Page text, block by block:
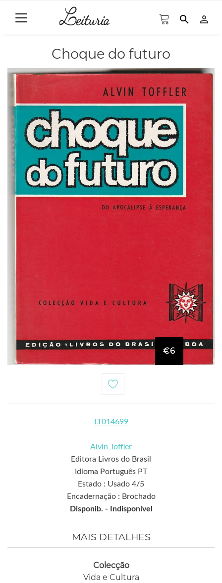
search person_outline
Choque do futuro
€6
LT014699
Alvin Toffler
Editora Livros do Brasil
Idioma Português PT
Estado : Usado 4/5
Encadernação : Brochado
Disponib. -
Indisponível
MAIS DETALHES
Colecção
Vida e Cultura